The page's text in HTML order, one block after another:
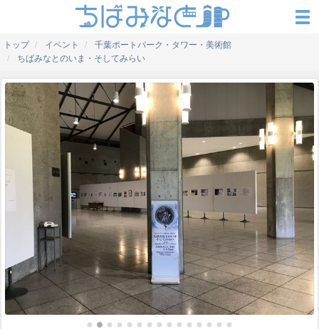
トップ イベント
千葉ポートパーク・タワー・美術館
ちばみなとのいま・そしてみらい